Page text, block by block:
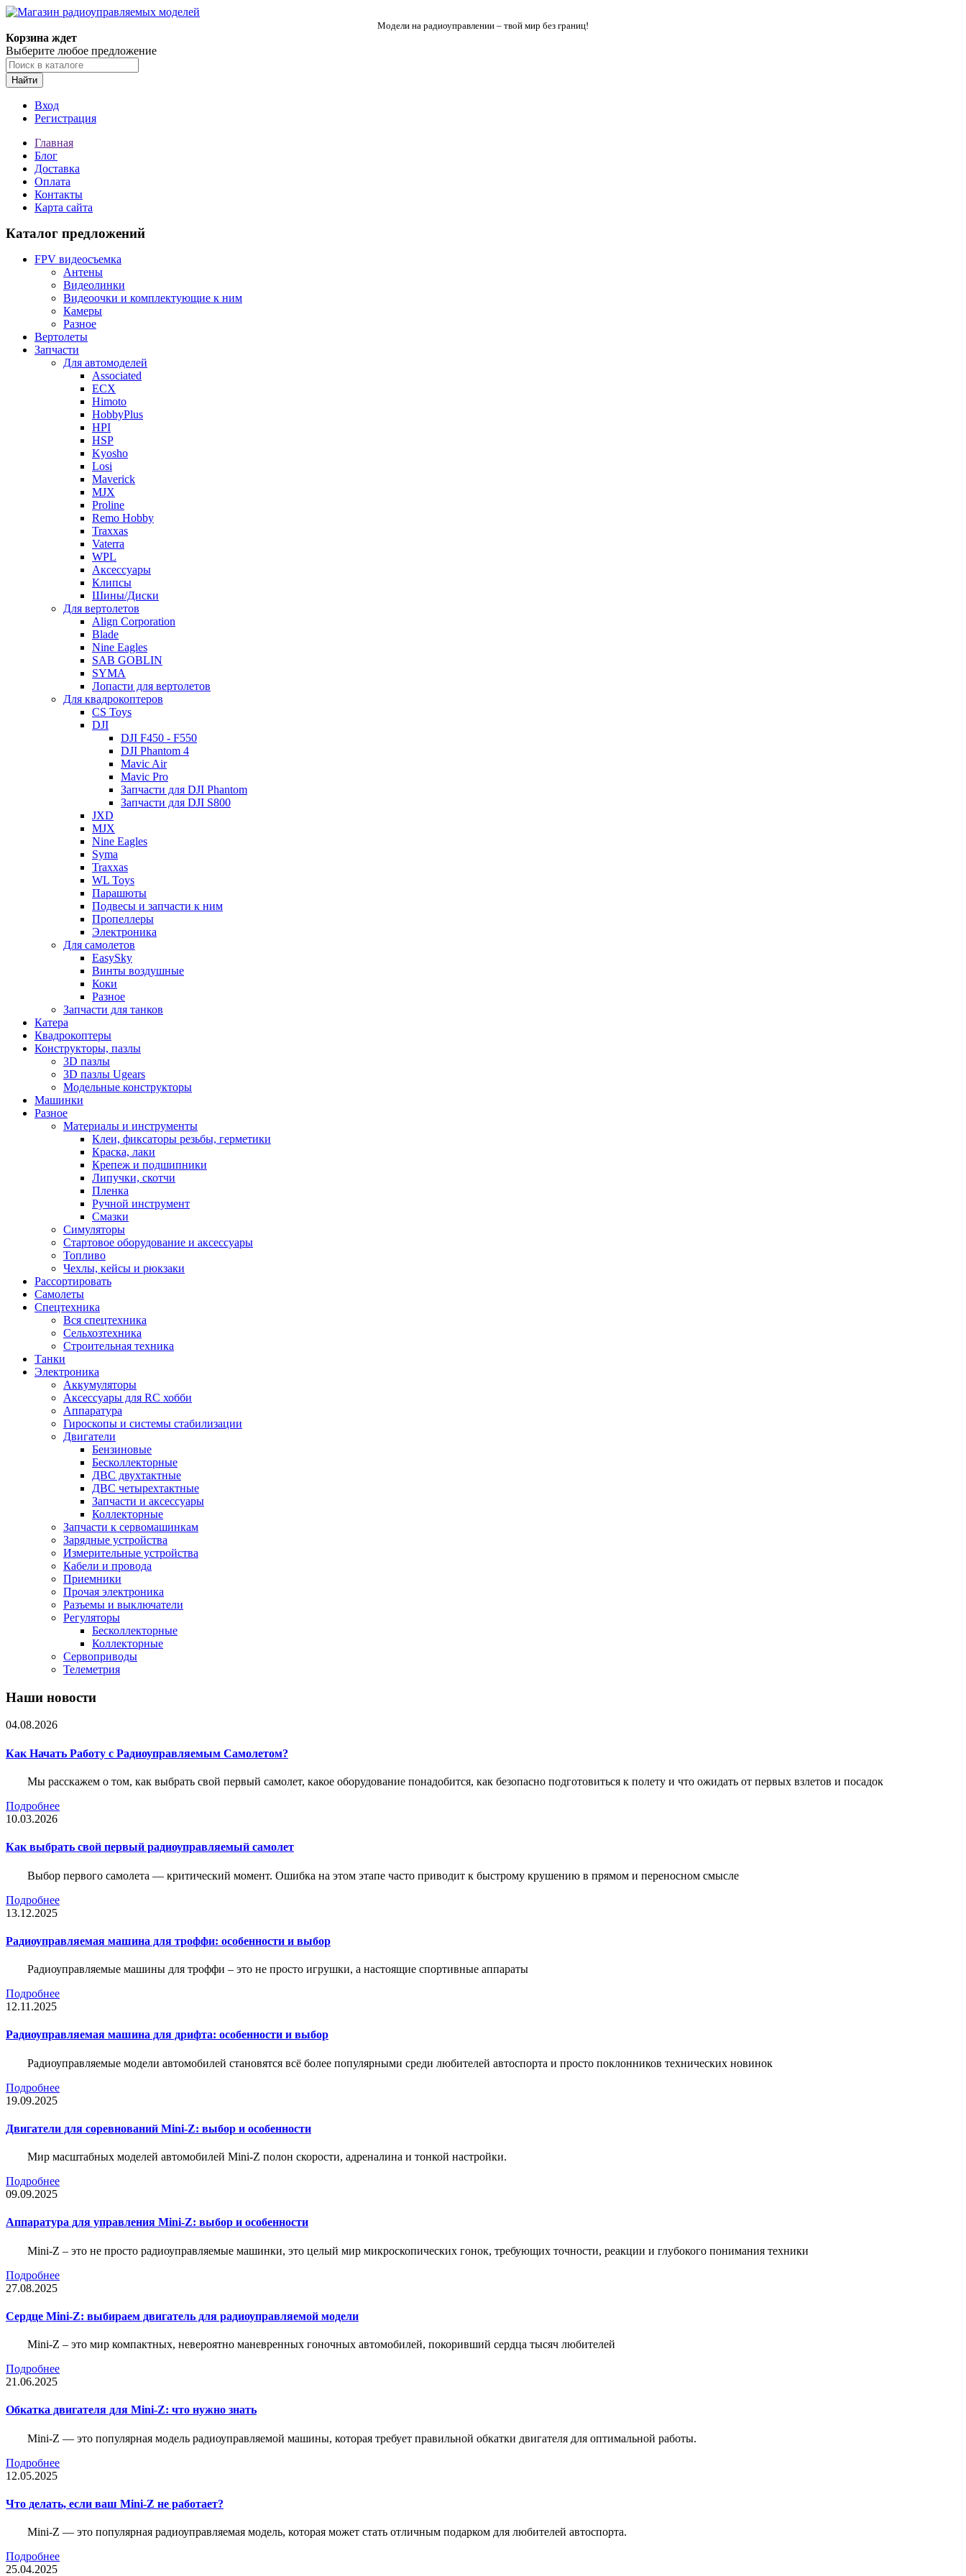
Модели на радиоуправлении – твой мир без границ!
Корзина ждет
Выберите любое предложение
Найти
Вход
Регистрация
Главная
Блог
Доставка
Оплата
Контакты
Карта сайта
Каталог предложений
FPV видеосъемка
Антены
Видеолинки
Видеоочки и комплектующие к ним
Камеры
Разное
Вертолеты
Запчасти
Для автомоделей
Associated
ECX
Himoto
HobbyPlus
HPI
HSP
Kyosho
Losi
Maverick
MJX
Proline
Remo Hobby
Traxxas
Vaterra
WPL
Аксессуары
Клипсы
Шины/Диски
Для вертолетов
Align Corporation
Blade
Nine Eagles
SAB GOBLIN
SYMA
Лопасти для вертолетов
Для квадрокоптеров
CS Toys
DJI
DJI F450 - F550
DJI Phantom 4
Mavic Air
Mavic Pro
Запчасти для DJI Phantom
Запчасти для DJI S800
JXD
MJX
Nine Eagles
Syma
Traxxas
WL Toys
Парашюты
Подвесы и запчасти к ним
Пропеллеры
Электроника
Для самолетов
EasySky
Винты воздушные
Коки
Разное
Запчасти для танков
Катера
Квадрокоптеры
Конструкторы, пазлы
3D пазлы
3D пазлы Ugears
Модельные конструкторы
Машинки
Разное
Материалы и инструменты
Клеи, фиксаторы резьбы, герметики
Краска, лаки
Крепеж и подшипники
Липучки, скотчи
Пленка
Ручной инструмент
Смазки
Симуляторы
Стартовое оборудование и аксессуары
Топливо
Чехлы, кейсы и рюкзаки
Рассортировать
Самолеты
Спецтехника
Вся спецтехника
Сельхозтехника
Строительная техника
Танки
Электроника
Аккумуляторы
Аксессуары для RC хобби
Аппаратура
Гироскопы и системы стабилизации
Двигатели
Бензиновые
Бесколлекторные
ДВС двухтактные
ДВС четырехтактные
Запчасти и аксессуары
Коллекторные
Запчасти к сервомашинкам
Зарядные устройства
Измерительные устройства
Кабели и провода
Приемники
Прочая электроника
Разъемы и выключатели
Регуляторы
Бесколлекторные
Коллекторные
Сервоприводы
Телеметрия
Наши новости
04.08.2026
Как Начать Работу с Радиоуправляемым Самолетом?
Мы расскажем о том, как выбрать свой первый самолет, какое оборудование понадобится, как безопасно подготовиться к полету и что ожидать от первых взлетов и посадок
Подробнее
10.03.2026
Как выбрать свой первый радиоуправляемый самолет
Выбор первого самолета — критический момент. Ошибка на этом этапе часто приводит к быстрому крушению в прямом и переносном смысле
Подробнее
13.12.2025
Радиоуправляемая машина для троффи: особенности и выбор
Радиоуправляемые машины для троффи – это не просто игрушки, а настоящие спортивные аппараты
Подробнее
12.11.2025
Радиоуправляемая машина для дрифта: особенности и выбор
Радиоуправляемые модели автомобилей становятся всё более популярными среди любителей автоспорта и просто поклонников технических новинок
Подробнее
19.09.2025
Двигатели для соревнований Mini-Z: выбор и особенности
Мир масштабных моделей автомобилей Mini-Z полон скорости, адреналина и тонкой настройки.
Подробнее
09.09.2025
Аппаратура для управления Mini-Z: выбор и особенности
Mini-Z – это не просто радиоуправляемые машинки, это целый мир микроскопических гонок, требующих точности, реакции и глубокого понимания техники
Подробнее
27.08.2025
Сердце Mini-Z: выбираем двигатель для радиоуправляемой модели
Mini-Z – это мир компактных, невероятно маневренных гоночных автомобилей, покоривший сердца тысяч любителей
Подробнее
21.06.2025
Обкатка двигателя для Mini-Z: что нужно знать
Mini-Z — это популярная модель радиоуправляемой машины, которая требует правильной обкатки двигателя для оптимальной работы.
Подробнее
12.05.2025
Что делать, если ваш Mini-Z не работает?
Mini-Z — это популярная радиоуправляемая модель, которая может стать отличным подарком для любителей автоспорта.
Подробнее
25.04.2025